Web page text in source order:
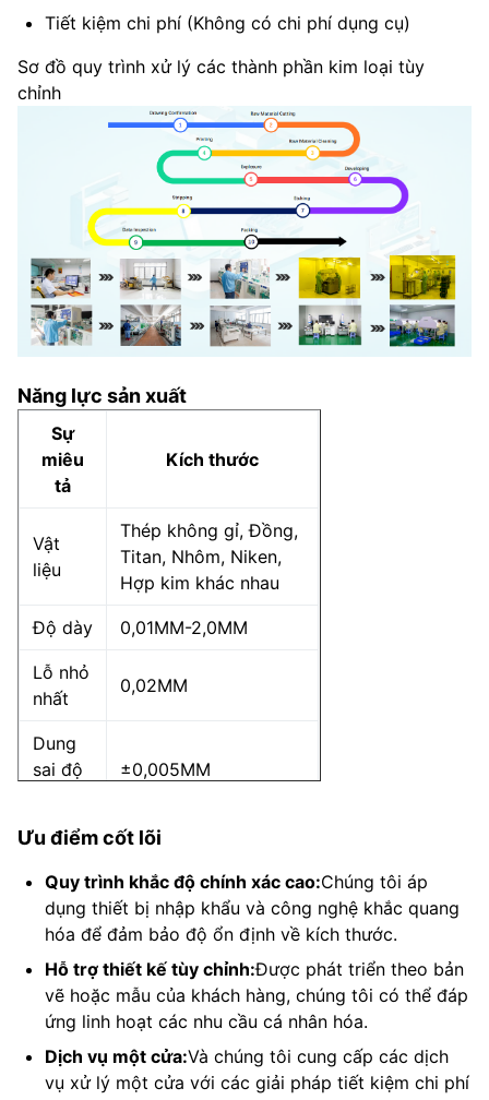
Tiết kiệm chi phí (Không có chi phí dụng cụ)
Sơ đồ quy trình xử lý các thành phần kim loại tùy
chỉnh
Năng lực sản xuất
Sự
miêu
tả
Kích thước
Vật
liệu
Thép không gỉ, Đồng,
Titan, Nhôm, Niken,
Hợp kim khác nhau
Độ dày 0,01MM-2,0MM
Lỗ nhỏ
nhất
0,02MM
Dung
sai độ
±0,005MM
Kích
sản
phẩm
đơn lẻ
nhỏ
nhất
1MM*1MM
thước
sản
Ưu điểm cốt lõi
Quy trình khắc độ chính xác cao:Chúng tôi áp
dụng thiết bị nhập khẩu và công nghệ khắc quang
hóa để đảm bảo độ ổn định về kích thước.
Hỗ trợ thiết kế tùy chỉnh:Được phát triển theo bản
vẽ hoặc mẫu của khách hàng, chúng tôi có thể đáp
ứng linh hoạt các nhu cầu cá nhân hóa.
Dịch vụ một cửa:Và chúng tôi cung cấp các dịch
vụ xử lý một cửa với các giải pháp tiết kiệm chi phí